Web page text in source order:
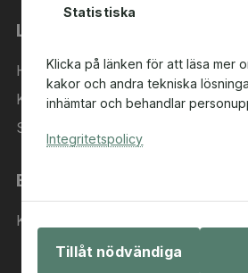
Statistiska
Klicka på länken för att läsa mer
kakor och andra tekniska
inhämtar och behandlar
Integritetspolicy
Tillåt nödvändiga
Länkar
Hem
Kategorier
Sök i sortimentet
Behöver du hjälp?
Kontakta oss